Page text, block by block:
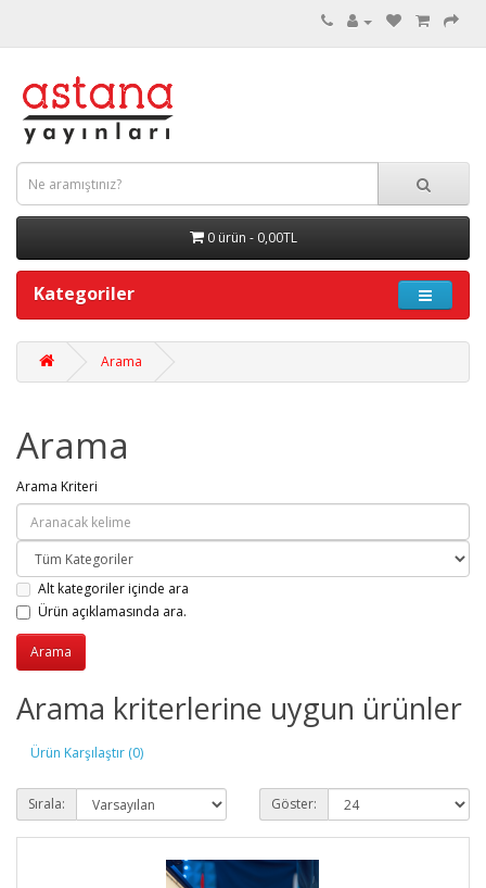
0 ürün - 0,00TL
Kategoriler
Arama
Arama
Arama Kriteri
Alt kategoriler içinde ara
Ürün açıklamasında ara.
Arama kriterlerine uygun ürünler
Ürün Karşılaştır (0)
Sırala: Göster: